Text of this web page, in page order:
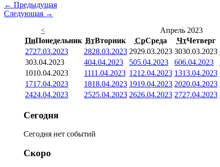
← Предыдущая
Следующая →
<
Апрель 2023
ПнПонедельник ВтВторник СрСреда ЧтЧетверг
2727.03.2023 2828.03.2023 2929.03.2023 3030.03.2023
303.04.2023 404.04.2023 505.04.2023 606.04.2023
1010.04.2023 1111.04.2023 1212.04.2023 1313.04.2023
1717.04.2023 1818.04.2023 1919.04.2023 2020.04.2023
2424.04.2023 2525.04.2023 2626.04.2023 2727.04.2023
Сегодня
Сегодня нет событий
Скоро